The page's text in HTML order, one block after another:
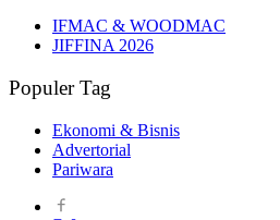
IFMAC & WOODMAC
JIFFINA 2026
Populer Tag
Ekonomi & Bisnis
Advertorial
Pariwara